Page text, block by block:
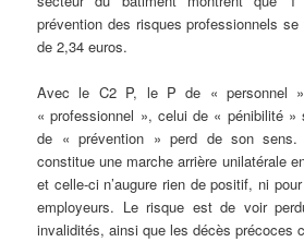
prévention des risques professionnels
de 2,34 euros.
Avec le C2 P, le P de « personnel
« professionnel », celui de « pénibilité »
de « prévention » perd de son sens.
constitue une marche arrière unilatérale
et celle-ci n’augure rien de positif, ni
employeurs. Le risque est de voir
invalidités, ainsi que les décès précoces